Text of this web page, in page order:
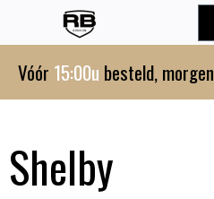
Vóór 15:00u besteld, morgen
Shelby